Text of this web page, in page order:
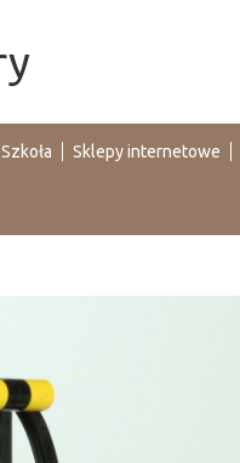
Szkoła Sklepy internetowe